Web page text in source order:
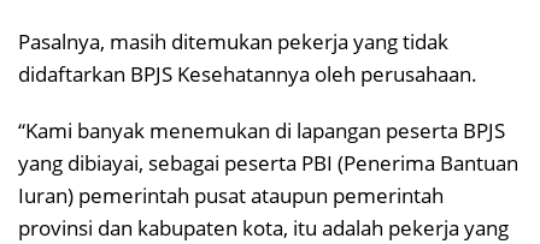
Pasalnya, masih ditemukan pekerja yang tidak
didaftarkan BPJS Kesehatannya oleh perusahaan.
“Kami banyak menemukan di lapangan peserta BPJS
yang dibiayai, sebagai peserta PBI (Penerima Bantuan
Iuran) pemerintah pusat ataupun pemerintah
provinsi dan kabupaten kota, itu adalah pekerja yang